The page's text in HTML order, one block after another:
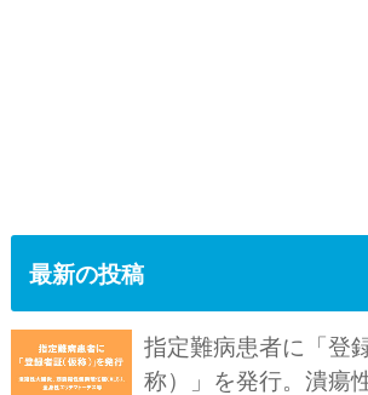
最新の投稿
指定難病患者に「登
称）」を発行。潰瘍